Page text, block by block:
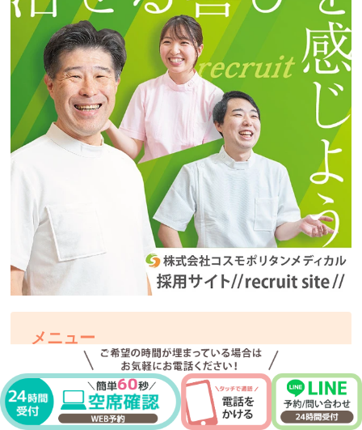
メニュー
TOP
メニュー／料金